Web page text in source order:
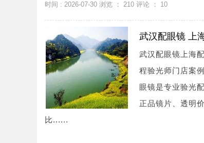
时间 : 2026-07-30 浏览 ： 210 评论 ： 10
武汉配眼镜 上
武汉配眼镜上海
程验光师门店案
眼镜是专业验光
正品镜片、透明
比......